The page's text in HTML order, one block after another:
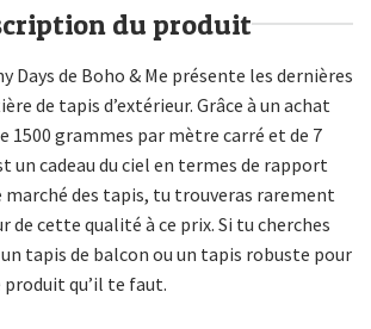
du produit
Days de Boho & Me présente les dernières
de tapis d’extérieur. Grâce à un achat
1500 grammes par mètre carré et de 7
un cadeau du ciel en termes de rapport
marché des tapis, tu trouveras rarement
de cette qualité à ce prix. Si tu cherches
tapis de balcon ou un tapis robuste pour
produit qu’il te faut.